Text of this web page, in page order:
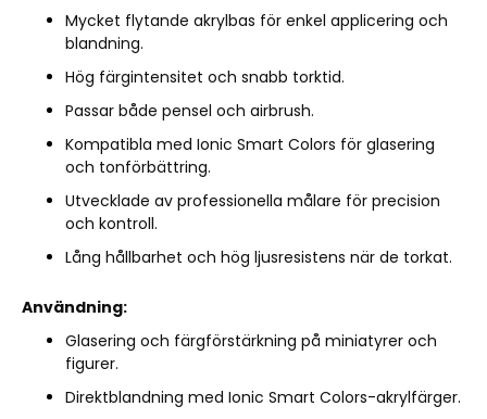
Mycket flytande akrylbas för enkel applicering och
blandning.
Hög färgintensitet och snabb torktid.
Passar både pensel och airbrush.
Kompatibla med Ionic Smart Colors för glasering
och tonförbättring.
Utvecklade av professionella målare för precision
och kontroll.
Lång hållbarhet och hög ljusresistens när de torkat.
Användning:
Glasering och färgförstärkning på miniatyrer och
figurer.
Direktblandning med Ionic Smart Colors-akrylfärger.